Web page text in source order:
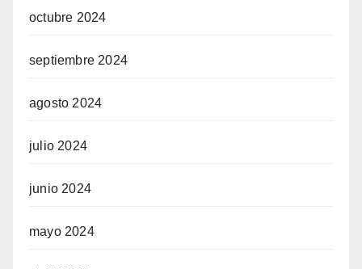
octubre 2024
septiembre 2024
agosto 2024
julio 2024
junio 2024
mayo 2024